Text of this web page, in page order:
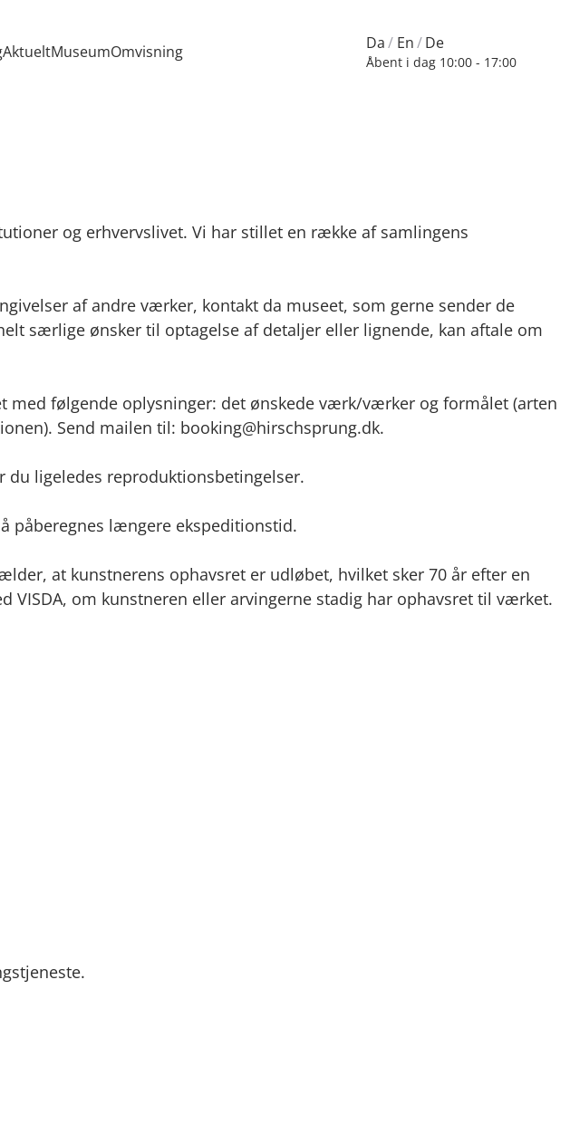
AktueltMuseumOmvisning Da En De
Åbent i dag 10:00 - 17:00
og erhvervslivet. Vi har stillet en række af samlingens
af andre værker, kontakt da museet, som gerne sender de
særlige ønsker til optagelse af detaljer eller lignende, kan aftale om
følgende oplysninger: det ønskede værk/værker og formålet (arten
Send mailen til: booking@hirschsprung.dk.
du ligeledes reproduktionsbetingelser.
påberegnes længere ekspeditionstid.
at kunstnerens ophavsret er udløbet, hvilket sker 70 år efter en
om kunstneren eller arvingerne stadig har ophavsret til værket.